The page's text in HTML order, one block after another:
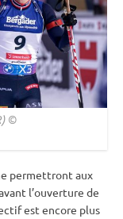
©
permettront aux
l’ouverture de
est encore plus